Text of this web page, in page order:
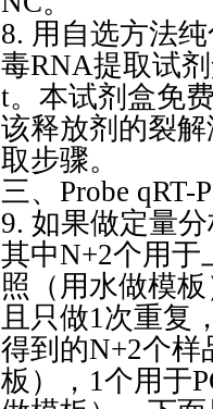
8. 用自选方法
毒RNA提取试
t。本试剂盒免
该释放剂的裂
取步骤。
三、 Probe
9. 如果做定量
其中N+2个用于
照（用水做模
且只做1次重复
得到的N+2个样
板），1个用于